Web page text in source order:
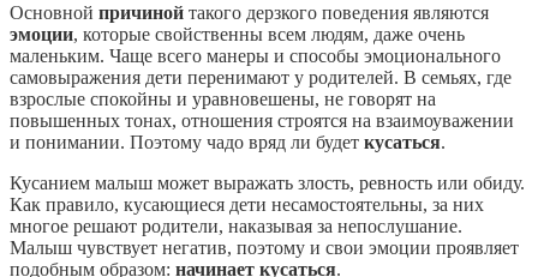
Основной причиной такого дерзкого поведения являются
эмоции, которые свойственны всем людям, даже очень
маленьким. Чаще всего манеры и способы эмоционального
самовыражения дети перенимают у родителей. В семьях, где
взрослые спокойны и уравновешены, не говорят на
повышенных тонах, отношения строятся на взаимоуважении
и понимании. Поэтому чадо вряд ли будет кусаться.
Кусанием малыш может выражать злость, ревность или обиду.
Как правило, кусающиеся дети несамостоятельны, за них
многое решают родители, наказывая за непослушание.
Малыш чувствует негатив, поэтому и свои эмоции проявляет
подобным образом: начинает кусаться.